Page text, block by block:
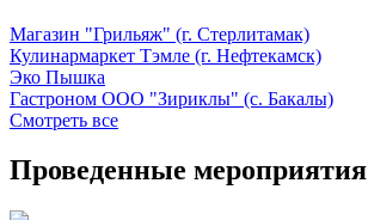
Магазин "Грильяж" (г. Стерлитамак)
Кулинармаркет Тэмле (г. Нефтекамск)
Эко Пышка
Гастроном ООО "Зириклы" (с. Бакалы)
Смотреть все
Проведенные мероприятия